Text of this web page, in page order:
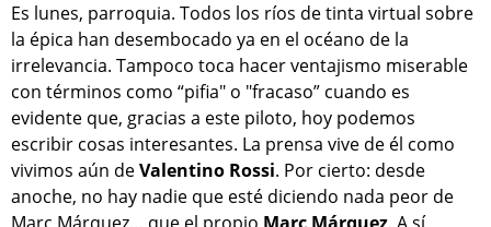
Es lunes, parroquia. Todos los ríos de tinta virtual sobre
la épica han desembocado ya en el océano de la
irrelevancia. Tampoco toca hacer ventajismo miserable
con términos como “pifia" o "fracaso” cuando es
evidente que, gracias a este piloto, hoy podemos
escribir cosas interesantes. La prensa vive de él como
vivimos aún deValentino Rossi. Por cierto: desde
anoche, no hay nadie que esté diciendo nada peor de